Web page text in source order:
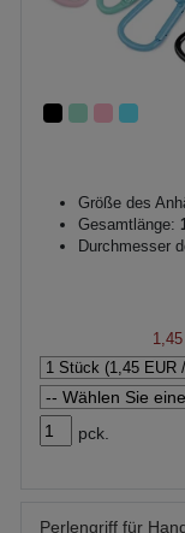
Größe des
Gesamtlänge:
Durchmesser
pck.
Perlengriff für